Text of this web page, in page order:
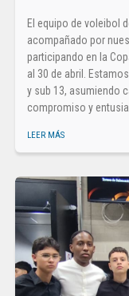
El equipo de voleibol
acompañado por
participando en la
al 30 de abril.
y sub 13, asumiendo
compromiso y
LEER MÁS